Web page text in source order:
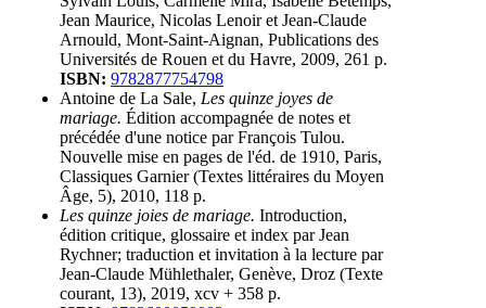
Jean Maurice, Nicolas Lenoir et Jean-Claude
Arnould, Mont-Saint-Aignan, Publications des
Universités de Rouen et du Havre, 2009, 261 p.
ISBN: 9782877754798
Antoine de La Sale, Les quinze joyes de
mariage. Édition accompagnée de notes et
précédée d'une notice par François Tulou.
Nouvelle mise en pages de l'éd. de 1910, Paris,
Classiques Garnier (Textes littéraires du Moyen
Âge, 5), 2010, 118 p.
Les quinze joies de mariage. Introduction,
édition critique, glossaire et index par Jean
Rychner; traduction et invitation à la lecture par
Jean-Claude Mühlethaler, Genève, Droz (Texte
courant, 13), 2019, xcv + 358 p.